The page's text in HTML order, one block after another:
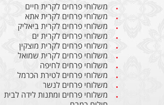
משלוחי פרחים לקרית חיים
משלוחי פרחים לקרית אתא
משלוחי פרחים לקרית ביאליק
משלוחי פרחים לקרית ים
משלוחי פרחים לקרית מוצקין
משלוחי פרחים לקרית שמואל
משלוחי פרחים לחיפה
משלוחי פרחים לטירת הכרמל
משלוחי פרחים לנשר
משלוחי פרחים ומתנות לידה לבית